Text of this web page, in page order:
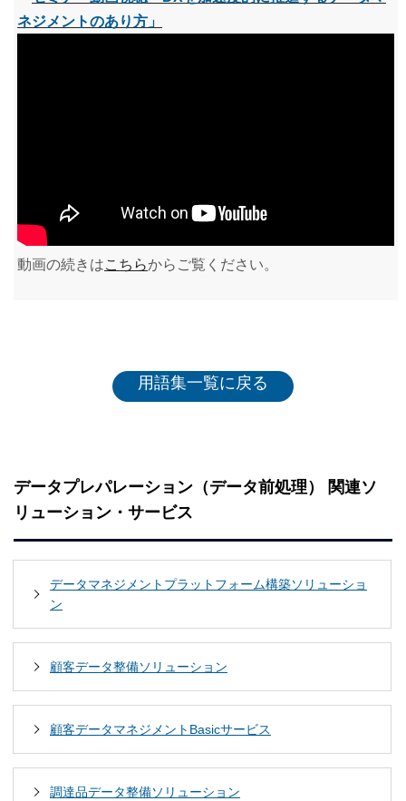
ネジメントのあり方」
動画の続きはこちらからご覧ください。
用語集一覧に戻る
データプレパレーション（データ前処理） 関連ソ
リューション・サービス
データマネジメントプラットフォーム構築ソリューショ
ン
顧客データ整備ソリューション
顧客データマネジメントBasicサービス
調達品データ整備ソリューション